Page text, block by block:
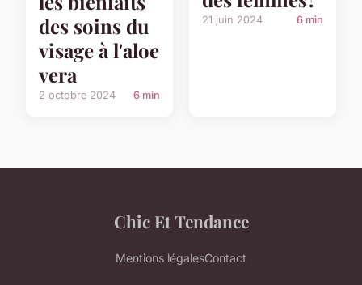
des soins du
visage à l'aloe
vera
2 octobre 2024 6 min
21 juin 2024 6 min
Chic Et Tendance
Mentions légalesContact